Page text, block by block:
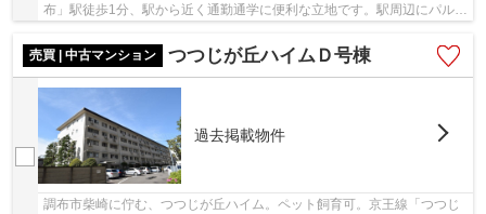
布」駅徒歩1分、駅から近く通勤通学に便利な立地です。駅周辺にパルコ
売買 | 中古マンション
つつじが丘ハイムＤ号棟
過去掲載物件
調布市柴崎に佇む、つつじが丘ハイム。ペット飼育可。京王線「つつじ